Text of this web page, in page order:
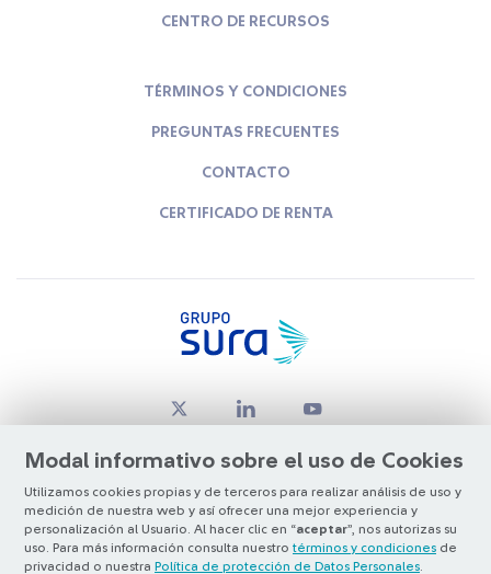
Modal informativo sobre el uso de Cookies
Utilizamos cookies propias y de terceros para realizar análisis de uso y
medición de nuestra web y así ofrecer una mejor experiencia y
personalización al Usuario. Al hacer clic en “aceptar”, nos autorizas su
uso. Para más información consulta nuestro términos y condiciones de
privacidad o nuestra Política de protección de Datos Personales
CENTRO DE RECURSOS
TÉRMINOS Y CONDICIONES
PREGUNTAS FRECUENTES
CONTACTO
CERTIFICADO DE RENTA
© Copyright Grupo SURA 2026